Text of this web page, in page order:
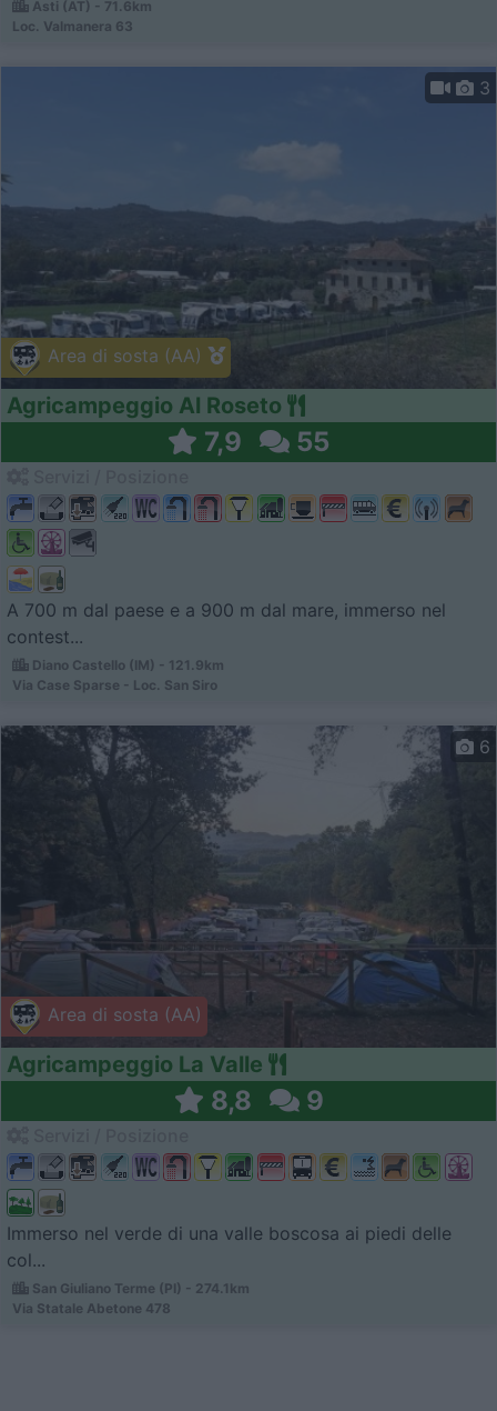
Asti (AT) - 71.6km
Loc. Valmanera 63
Area di sosta (AA)
3
Agricampeggio Al Roseto
7,9 55
A 700 m dal paese e a 900 m dal mare, immerso nel
contest...
Diano Castello (IM) - 121.9km
Via Case Sparse - Loc. San Siro
Area di sosta (AA)
6
Agricampeggio La Valle
8,8 9
Immerso nel verde di una valle boscosa ai piedi delle
col...
San Giuliano Terme (PI) - 274.1km
Via Statale Abetone 478